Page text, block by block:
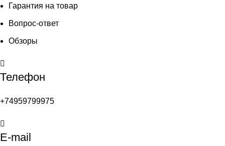
Гарантия на товар
Вопрос-ответ
Обзоры
Телефон
+74959799975
E-mail